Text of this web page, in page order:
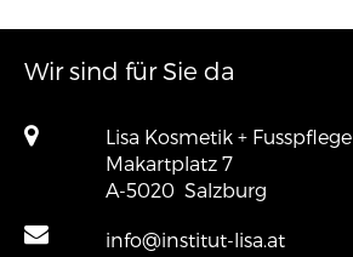
Wir sind für Sie da
Lisa Kosmetik + Fusspflege
Makartplatz 7
A-5020 Salzburg
info@institut-lisa.at